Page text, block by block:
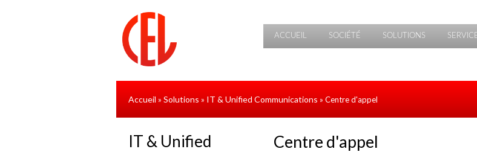
ACCUEIL SOCIÉTÉ SOLUTIONS
Accueil » Solutions » IT & Unified Communications » Centre d'appel
Centre d'appel
IT & Unified